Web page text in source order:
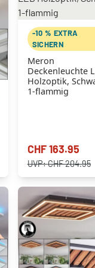
-10 % EXTRA
SICHERN
Meron
Deckenleuchte
Holzoptik,
1-flammig
CHF 163.95
UVP:CHF 204.95